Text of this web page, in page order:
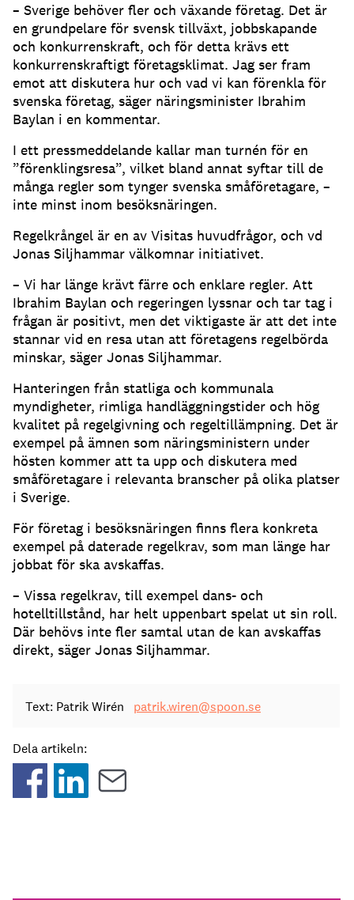
– Sverige behöver fler och växande företag. Det är
en grundpelare för svensk tillväxt, jobbskapande
och konkurrenskraft, och för detta krävs ett
konkurrenskraftigt företagsklimat. Jag ser fram
emot att diskutera hur och vad vi kan förenkla för
svenska företag, säger näringsminister Ibrahim
Baylan i en kommentar.
I ett pressmeddelande kallar man turnén för en
”förenklingsresa”, vilket bland annat syftar till de
många regler som tynger svenska småföretagare, –
inte minst inom besöksnäringen.
Regelkrångel är en av Visitas huvudfrågor, och vd
Jonas Siljhammar välkomnar initiativet.
– Vi har länge krävt färre och enklare regler. Att
Ibrahim Baylan och regeringen lyssnar och tar tag i
frågan är positivt, men det viktigaste är att det inte
stannar vid en resa utan att företagens regelbörda
minskar, säger Jonas Siljhammar.
Hanteringen från statliga och kommunala
myndigheter, rimliga handläggningstider och hög
kvalitet på regelgivning och regeltillämpning. Det är
exempel på ämnen som näringsministern under
hösten kommer att ta upp och diskutera med
småföretagare i relevanta branscher på olika platser
i Sverige.
För företag i besöksnäringen finns flera konkreta
exempel på daterade regelkrav, som man länge har
jobbat för ska avskaffas.
– Vissa regelkrav, till exempel dans- och
hotelltillstånd, har helt uppenbart spelat ut sin roll.
Där behövs inte fler samtal utan de kan avskaffas
direkt, säger Jonas Siljhammar.
Text: Patrik Wirén patrik.wiren@spoon.se
Dela artikeln: